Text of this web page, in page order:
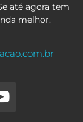
até agora tem
melhor.